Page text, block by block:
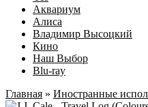
Аквариум
Алиса
Владимир Высоцкий
Кино
Наш Выбор
Blu-ray
Главная » Иностранные